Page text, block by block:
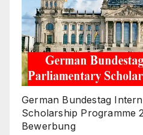
German Bundestag
Scholarship Programme
Bewerbung